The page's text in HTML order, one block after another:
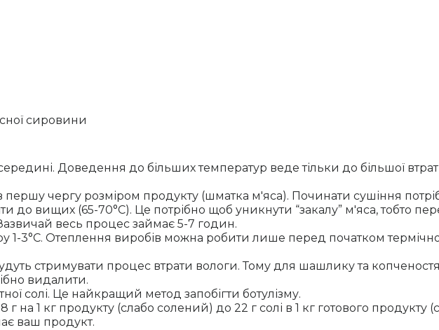
сировини
Доведення до більших температур веде тільки до більшої
чергу розміром продукту (шматка м'яса). Починати сушіння
до вищих (65-70°С). Це потрібно щоб уникнути “закалу” м'яса, тобто
весь процес займає 5-7 годин.
3°С. Отеплення виробів можна робити лише перед початком
стримувати процес втрати вологи. Тому для шашлику та
видалити.
солі. Це найкращий метод запобігти ботулізму.
г на 1 кг продукту (слабо солений) до 22 г солі в 1 кг готового
ваш продукт.